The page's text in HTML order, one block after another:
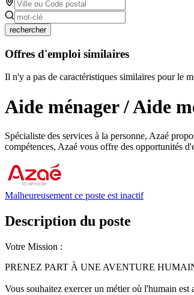
rechercher
Offres d'emploi similaires
Il n'y a pas de caractéristiques similaires pour le
Aide ménager / Aide
Spécialiste des services à la personne, Azaé
compétences, Azaé vous offre des opportunités
Malheureusement ce poste est inactif
Description du poste
Votre Mission :
PRENEZ PART À UNE AVENTURE
Vous souhaitez exercer un métier où l'humain